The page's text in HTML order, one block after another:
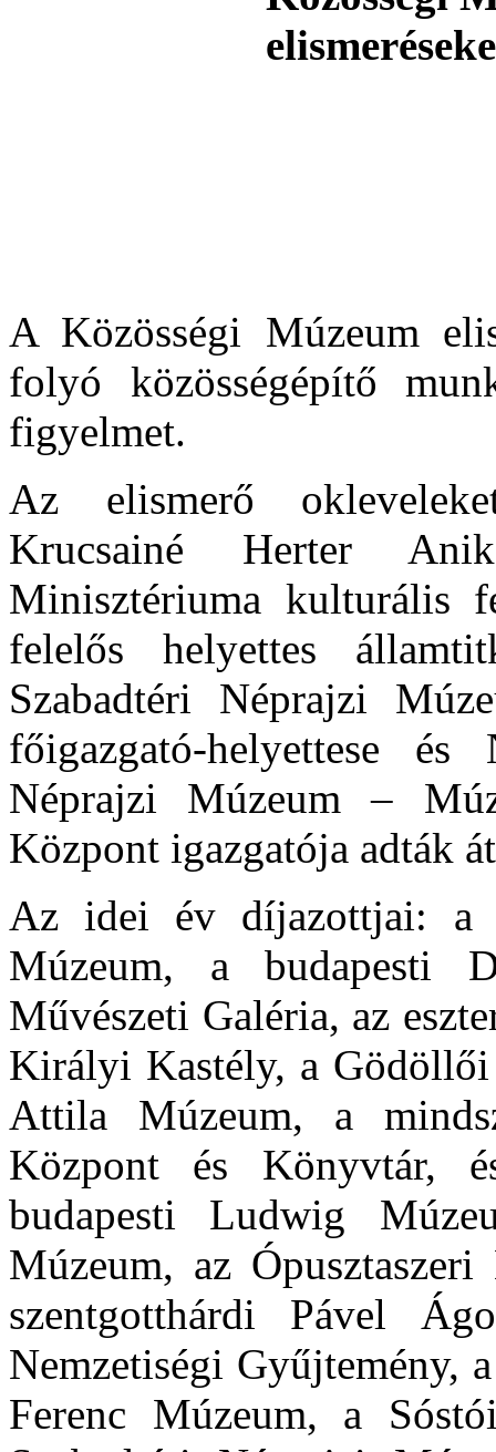
A Közösségi Múzeum
folyó közösségépítő
figyelmet.
Az elismerő
Krucsainé Herter
Minisztériuma kulturális
felelős helyettes
Szabadtéri Néprajzi
főigazgató-helyettese
Néprajzi Múzeum –
Központ igazgatója adták
Az idei év díjazottjai: a
Múzeum, a budapesti
Művészeti Galéria, az
Királyi Kastély, a
Attila Múzeum, a
Központ és Könyvtár,
budapesti Ludwig
Múzeum, az
szentgotthárdi Pável
Nemzetiségi Gyűjtemény,
Ferenc Múzeum, a